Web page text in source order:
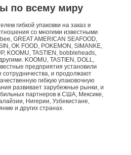
по всему миру
гибкой упаковки на заказ и
со многими известными
GREAT AMERICAN SEAFOOD,
OK FOOD, POKEMON, SIMANKE,
KOOMU, TASTIEN, bobbleheads,
KOOMU, TASTIEN, DOLL,
предприятия установили
и продолжают
гибкую упаковочную
развивает зарубежные рынки, и
партнеров в США, Мексике,
Нигерии, Узбекистане,
и других странах.